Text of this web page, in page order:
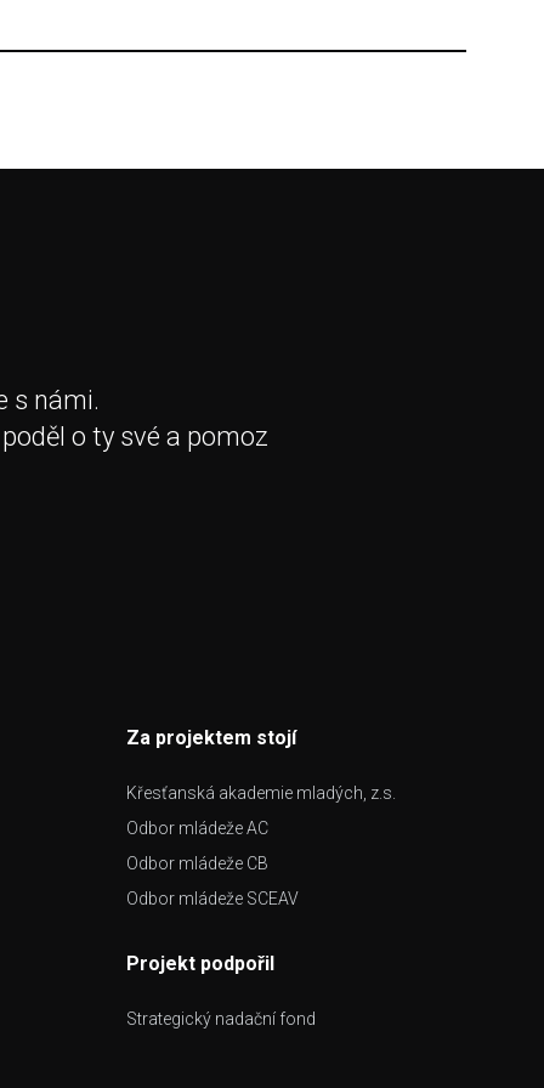
s námi.
o ty své a pomoz
Za projektem stojí
Křesťanská akademie mladých, z.s.
Odbor mládeže AC
Odbor mládeže CB
Odbor mládeže SCEAV
Projekt podpořil
Strategický nadační fond